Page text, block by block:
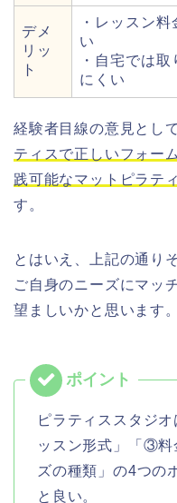
デメ
リッ
ト
・レッスン料
い
・自宅では取
にくい
経験者目線の意見とし
ティスで正しいフォー
践可能なマットピラテ
す。
とはいえ、上記の通り
ご自身のニーズにマッ
望ましいかと思います。
ピラティススタジ
ッスン形式」「③
ズの種類」の4つの
と良い。